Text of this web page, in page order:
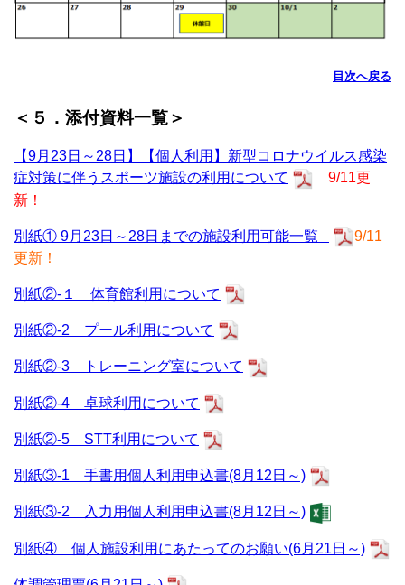
目次へ戻る
＜５．添付資料一覧＞
【9月23日～28日】【個人利用】新型コロナウイルス感染
症対策に伴うスポーツ施設の利用について
9/11更
新！
別紙① 9月23日～28日までの施設利用可能一覧
9/11
更新！
別紙②-１ 体育館利用について
別紙②-2 プール利用について
別紙②-3 トレーニング室について
別紙②-4 卓球利用について
別紙②-5 STT利用について
別紙③-1 手書用個人利用申込書(8月12日～)
別紙③-2 入力用個人利用申込書(8月12日～)
別紙④ 個人施設利用にあたってのお願い(6月21日～)